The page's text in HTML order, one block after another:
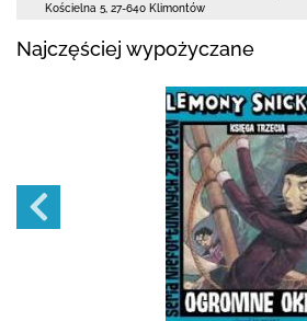
Kościelna 5 27-640 Klimontów
Najczęściej wypożyczane